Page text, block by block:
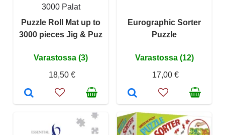
3000 Palat
Puzzle Roll Mat up to
3000 pieces Jig & Puz
Varastossa (3)
18,50 €
Eurographic Sorter
Puzzle
Varastossa (12)
17,00 €